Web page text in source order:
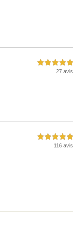
5,0 étoiles sur 5
27 avis
5,0 étoiles sur 5
116 avis